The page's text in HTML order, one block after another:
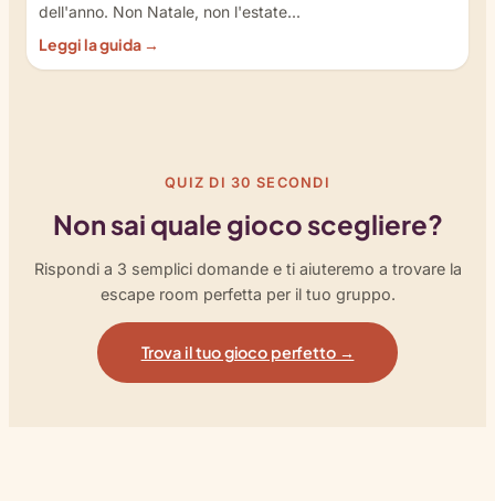
dell'anno. Non Natale, non l'estate...
Leggi la guida →
QUIZ DI 30 SECONDI
Non sai quale gioco scegliere?
Rispondi a 3 semplici domande e ti aiuteremo a trovare la
escape room perfetta per il tuo gruppo.
Trova il tuo gioco perfetto →